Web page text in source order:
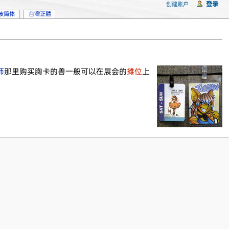
那里购买胸卡的兽一般可以在展会的摊位上
简体 台灣正體
创建账户 登录